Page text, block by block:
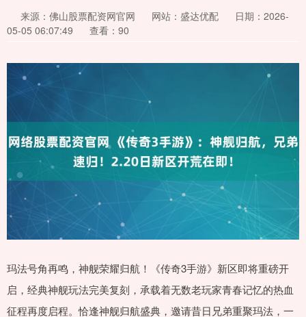
来源：佛山股票配资网官网 网站：盛达优配
日期：2026-
05-05 06:07:49
查看：90
玛法号角再鸣，神舰荣耀归航！《传奇3手游》新区即将重磅开
启，经典神舰玩法完美复刻，承载着无数老玩家青春记忆的热血
征程再度启程。恰逢神舰归航盛典，邀请昔日兄弟重聚玛法，一